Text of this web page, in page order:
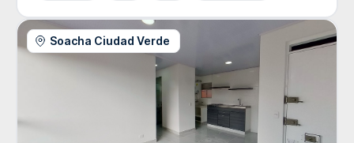
Soacha Ciudad Verde